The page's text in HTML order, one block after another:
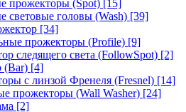
прожекторы (Spot) [15]
световые головы (Wash) [39]
[34]
прожекторы (Profile) [9]
следящего света (FollowSpot) [2]
(Bar) [4]
с линзой Френеля (Fresnel) [14]
прожекторы (Wall Washer) [24]
[2]